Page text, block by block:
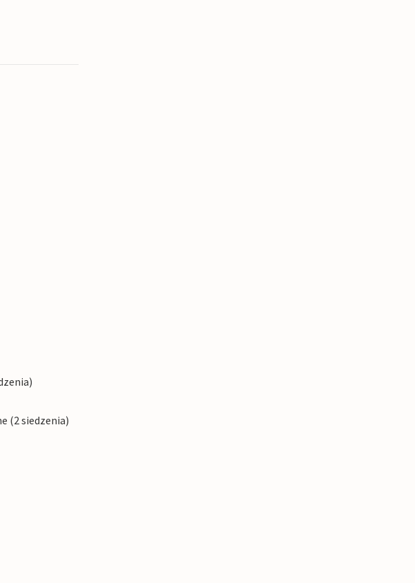
(2 siedzenia)